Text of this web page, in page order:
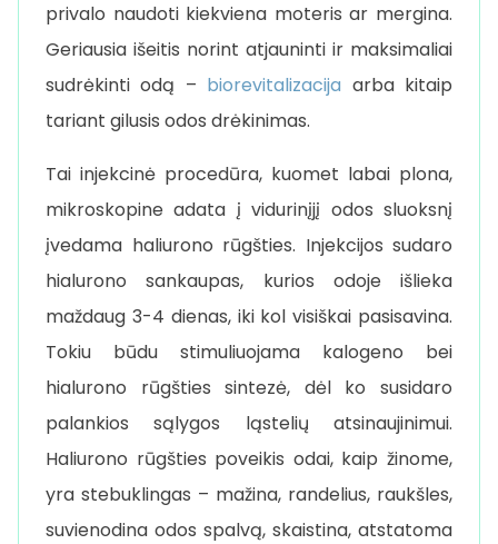
privalo naudoti kiekviena moteris ar mergina.
Geriausia išeitis norint atjauninti ir maksimaliai
sudrėkinti odą – biorevitalizacija arba kitaip
tariant gilusis odos drėkinimas.
Tai injekcinė procedūra, kuomet labai plona,
mikroskopine adata į vidurinįjį odos sluoksnį
įvedama haliurono rūgšties. Injekcijos sudaro
hialurono sankaupas, kurios odoje išlieka
maždaug 3-4 dienas, iki kol visiškai pasisavina.
Tokiu būdu stimuliuojama kalogeno bei
hialurono rūgšties sintezė, dėl ko susidaro
palankios sąlygos ląstelių atsinaujinimui.
Haliurono rūgšties poveikis odai, kaip žinome,
yra stebuklingas – mažina, randelius, raukšles,
suvienodina odos spalvą, skaistina, atstatoma